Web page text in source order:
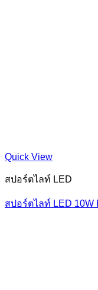
Quick View
สปอร์ตไลท์ LED
สปอร์ตไลท์ LED 10W